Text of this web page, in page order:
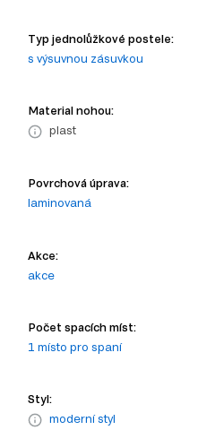
Typ jednolůžkové postele:
s výsuvnou zásuvkou
Material nohou:
plast
Povrchová úprava:
laminovaná
Akce:
akce
Počet spacích míst:
1 místo pro spaní
Styl:
moderní styl